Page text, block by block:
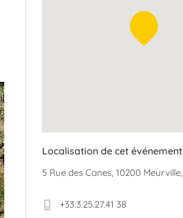
Localisation de cet événement
5 Rue des Canes, 10200
+33.3.25.27.41 38